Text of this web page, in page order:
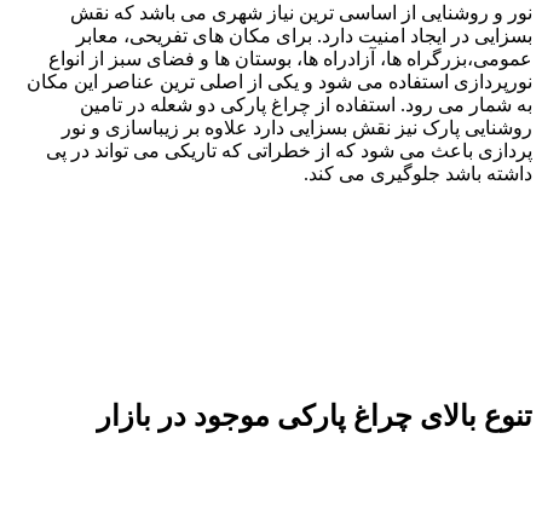
و روشنایی از اساسی ترین نیاز شهری می باشد که نقش
در ایجاد امنیت دارد. برای مکان های تفریحی، معابر
ها، آزادراه ها، بوستان ها و فضای سبز از انواع
استفاده می شود و یکی از اصلی ترین عناصر این مکان
شمار می رود. استفاده از چراغ پارکی دو شعله در تامین
پارک نیز نقش بسزایی دارد علاوه بر زیباسازی و نور
باعث می شود که از خطراتی که تاریکی می تواند در پی
باشد جلوگیری می کند.
بالای چراغ پارکی موجود در بازار